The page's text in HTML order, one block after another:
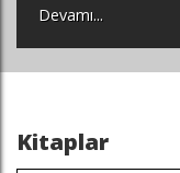
Devamı...
Kitaplar